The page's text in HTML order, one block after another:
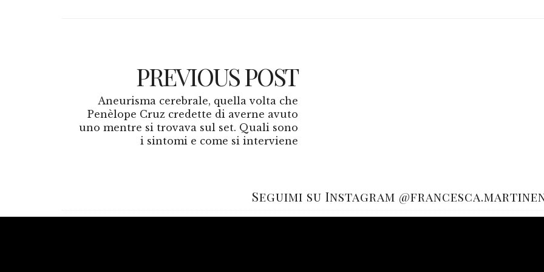
PREVIOUS POST
Aneurisma cerebrale, quella volta che
Penèlope Cruz credette di averne avuto
uno mentre si trovava sul set. Quali sono
i sintomi e come si interviene
Seguimi su Instagram